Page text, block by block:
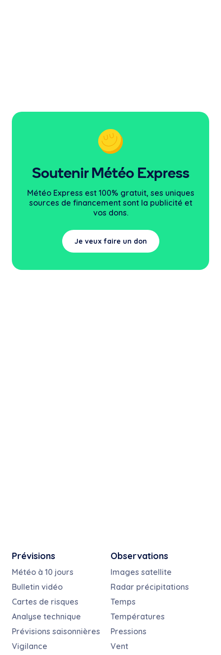
Soutenir Météo Express
Météo Express est 100% gratuit, ses uniques
sources de financement sont la publicité et
vos dons.
Je veux faire un don
Prévisions
Météo à 10 jours
Bulletin vidéo
Cartes de risques
Analyse technique
Prévisions saisonnières
Vigilance
Observations
Images satellite
Radar précipitations
Temps
Températures
Pressions
Vent